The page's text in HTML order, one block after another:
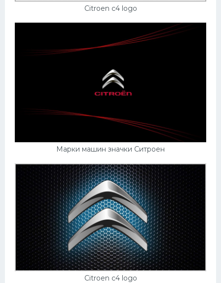
Citroen c4 logo
Марки машин значки Ситроен
Citroen c4 logo